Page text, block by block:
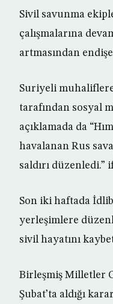
Sivil savunma
çalışmalarına
artmasından
Suriyeli
tarafından sosyal
açıklamada da
havalanan Rus
saldırı düzenledi.”
Son iki haftada
yerleşimlere
sivil hayatını
Birleşmiş Milletler
Şubat’ta aldığı